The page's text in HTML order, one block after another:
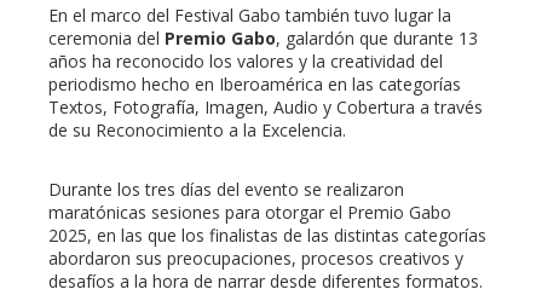
En el marco del Festival Gabo también tuvo lugar la
ceremonia del Premio Gabo, galardón que durante 13
años ha reconocido los valores y la creatividad del
periodismo hecho en Iberoamérica en las categorías
Textos, Fotografía, Imagen, Audio y Cobertura a través
de su Reconocimiento a la Excelencia.
Durante los tres días del evento se realizaron
maratónicas sesiones para otorgar el Premio Gabo
2025, en las que los finalistas de las distintas categorías
abordaron sus preocupaciones, procesos creativos y
desafíos a la hora de narrar desde diferentes formatos.